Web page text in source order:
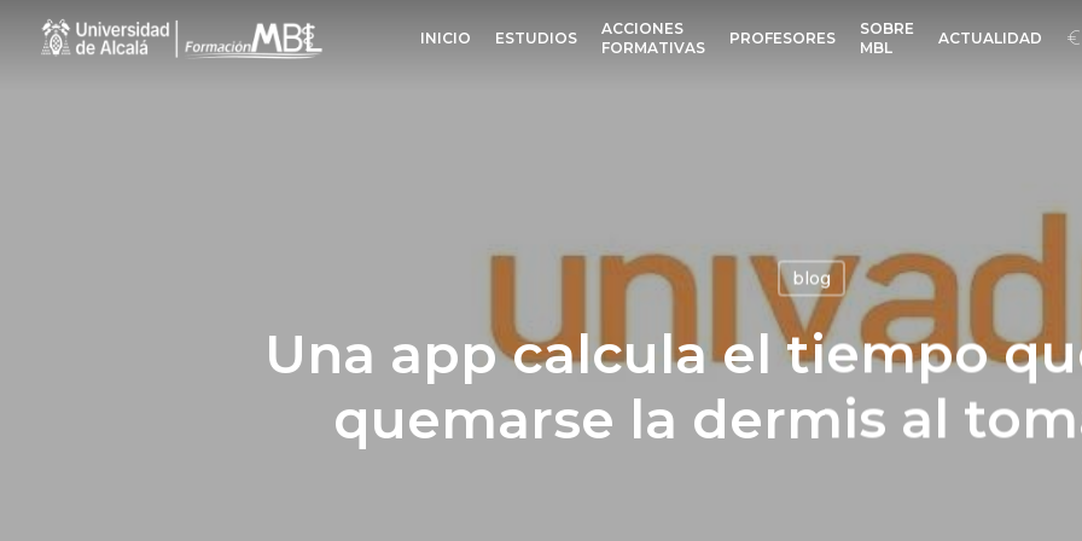
INICIO ESTUDIOS
ACCIONES
FORMATIVAS
PROFESORES
SOBRE
MBL
ACTUALIDAD
blog
Una app calcula el tiempo
quemarse la dermis al